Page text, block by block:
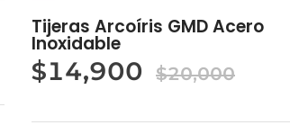
Tijeras Arcoíris GMD Acero
Inoxidable
$14,900 $20,000